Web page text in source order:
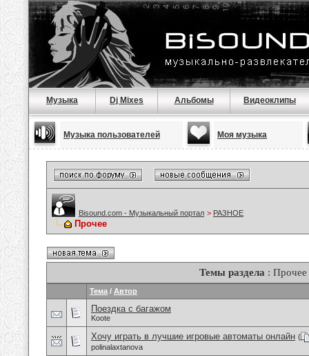
Музыка Dj Mixes Альбомы Видеоклипы
Музыка пользователей Моя музыка
Bisound.com - Музыкальный портал > РАЗНОЕ
Прочее
Темы раздела : Прочее
Тема / Автор
Поездка с багажом
Koote
Хочу играть в лучшие игровые автоматы онлайн (
polinalaxtanova